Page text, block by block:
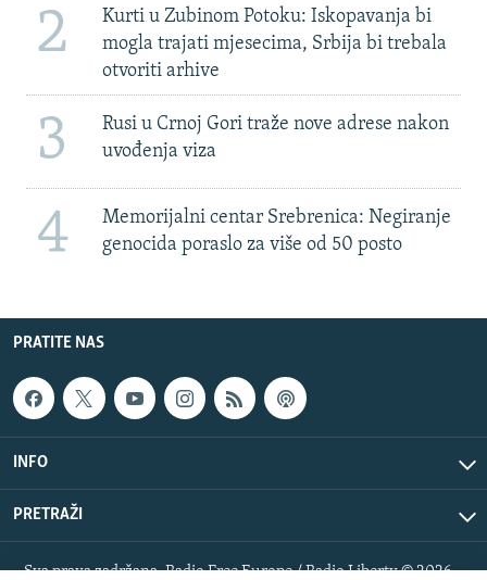
2
Kurti u Zubinom Potoku: Iskopavanja bi
mogla trajati mjesecima, Srbija bi trebala
otvoriti arhive
3
Rusi u Crnoj Gori traže nove adrese nakon
uvođenja viza
4
Memorijalni centar Srebrenica: Negiranje
genocida poraslo za više od 50 posto
PRATITE NAS
INFO
PRETRAŽI
Sva prava zadržana. Radio Free Europe / Radio Liberty © 2026